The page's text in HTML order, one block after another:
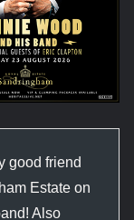
good friend
Estate on
Also